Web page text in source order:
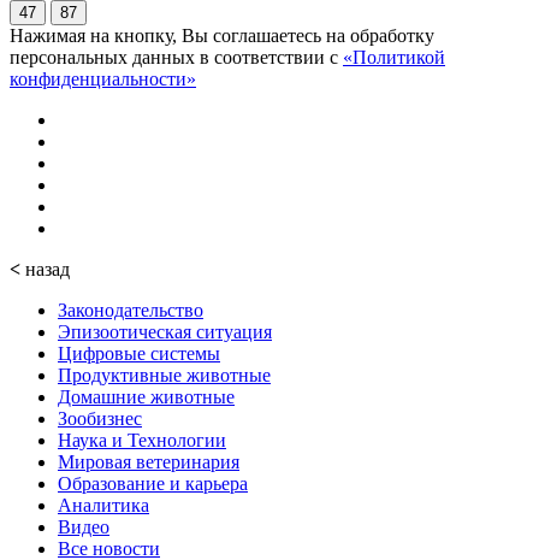
47 87
Нажимая на кнопку, Вы соглашаетесь на обработку
персональных данных в соответствии с «Политикой
конфиденциальности»
< назад
Законодательство
Эпизоотическая ситуация
Цифровые системы
Продуктивные животные
Домашние животные
Зообизнес
Наука и Технологии
Мировая ветеринария
Образование и карьера
Аналитика
Видео
Все новости